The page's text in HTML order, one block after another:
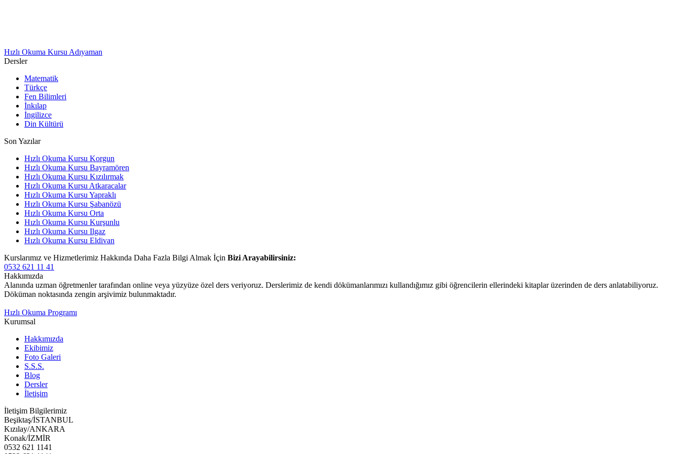
Hızlı Okuma Kursu Adıyaman
Dersler
Matematik
Türkçe
Fen Bilimleri
İnkılap
İngilizce
Din Kültürü
Son Yazılar
Hızlı Okuma Kursu Korgun
Hızlı Okuma Kursu Bayramören
Hızlı Okuma Kursu Kızılırmak
Hızlı Okuma Kursu Atkaracalar
Hızlı Okuma Kursu Yapraklı
Hızlı Okuma Kursu Şabanözü
Hızlı Okuma Kursu Orta
Hızlı Okuma Kursu Kurşunlu
Hızlı Okuma Kursu Ilgaz
Hızlı Okuma Kursu Eldivan
Kurslarımız ve Hizmetlerimiz Hakkında Daha Fazla Bilgi Almak İçin Bizi Arayabilirsiniz:
0532 621 11 41
Hakkımızda
Alanında uzman öğretmenler tarafından online veya yüzyüze özel ders veriyoruz. Derslerimiz de kendi dökümanlarımızı kullandığımız gibi öğrencilerin ellerindeki kitaplar üzerinden de ders anlatabiliyoruz.
Döküman noktasında zengin arşivimiz bulunmaktadır.
Hızlı Okuma Programı
Kurumsal
Hakkımızda
Ekibimiz
Foto Galeri
S.S.S.
Blog
Dersler
İletişim
İletişim Bilgilerimiz
Beşiktaş/İSTANBUL
Kızılay/ANKARA
Konak/İZMİR
0532 621 1141